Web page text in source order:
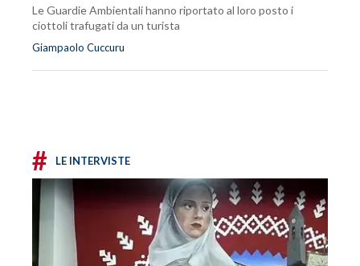
Le Guardie Ambientali hanno riportato al loro posto i
ciottoli trafugati da un turista
Giampaolo Cuccuru
# LE INTERVISTE